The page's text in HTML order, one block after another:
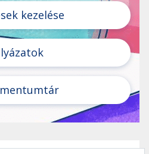
kezelése